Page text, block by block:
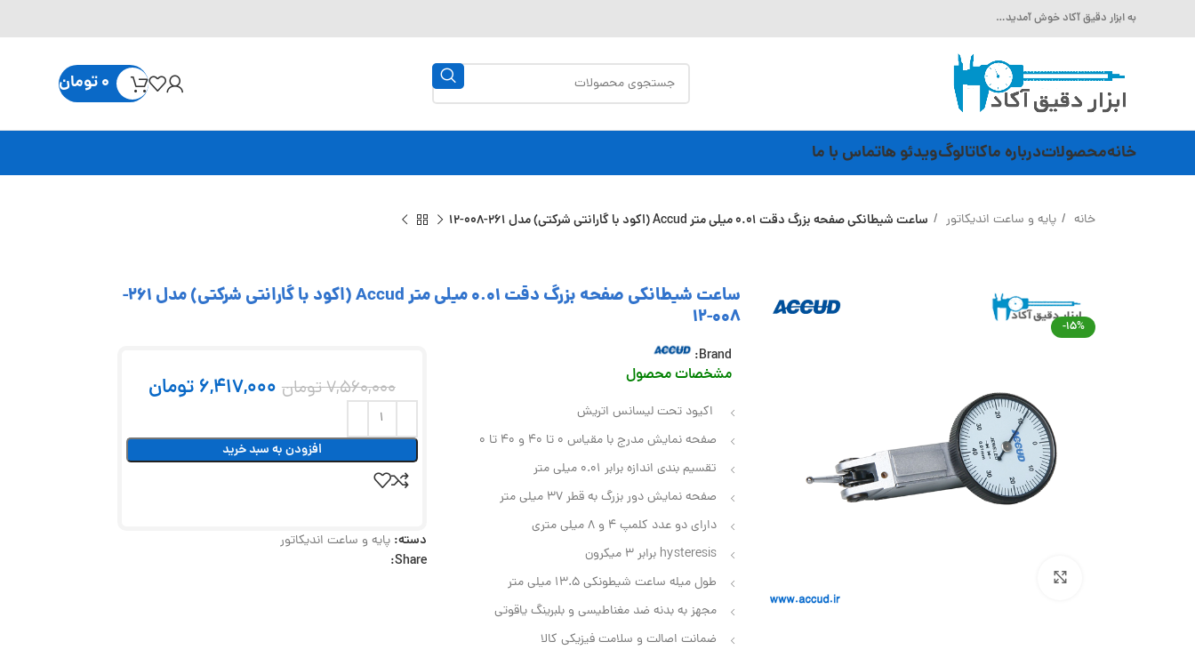
به ابزار دقیق آکاد خوش آمدید…
0تومان
خانهمحصولاتدرباره ماکاتالوگویدئو هاتماس با ما
خانه پایه و ساعت اندیکاتور ساعت شیطانکی صفحه بزرگ دقت 0.01 میلی متر Accud (اکود با گارانتی شرکتی) مدل 261-008-12
-15%
ساعت شیطانکی صفحه بزرگ دقت 0.01 میلی متر Accud (اکود با گارانتی شرکتی) مدل 261-
008-12
Brand:
مشخصات محصول
اکیود تحت لیسانس اتریش
صفحه نمایش مدرج با مقیاس 0 تا 40 و 40 تا 0
تقسیم بندی اندازه برابر 0.01 میلی متر
صفحه نمایش دور بزرگ به قطر 37 میلی متر
دارای دو عدد کلمپ 4 و 8 میلی متری
hysteresis برابر 3 میکرون
طول میله ساعت شیطونکی 13.5 میلی متر
مجهز به بدنه ضد مغناطیسی و بلبرینگ یاقوتی
ضمانت اصالت و سلامت فیزیکی کالا
7,560,000تومان 6,417,000 تومان
افزودن به سبد خرید
دسته: پایه و ساعت اندیکاتور
Share: